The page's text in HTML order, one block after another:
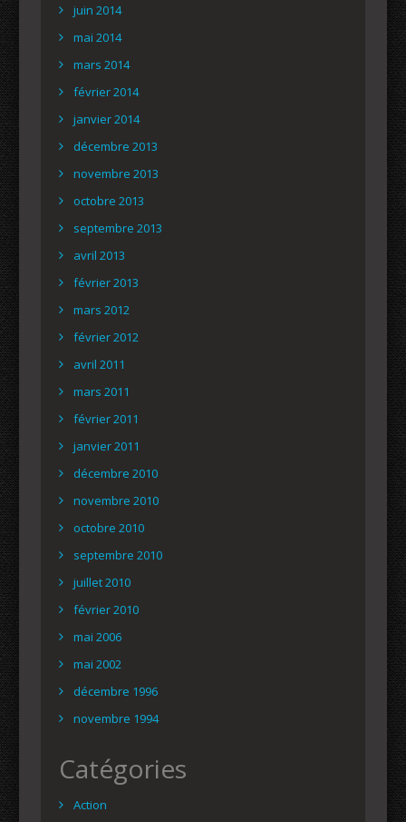
juin 2014
mai 2014
mars 2014
février 2014
janvier 2014
décembre 2013
novembre 2013
octobre 2013
septembre 2013
avril 2013
février 2013
mars 2012
février 2012
avril 2011
mars 2011
février 2011
janvier 2011
décembre 2010
novembre 2010
octobre 2010
septembre 2010
juillet 2010
février 2010
mai 2006
mai 2002
décembre 1996
novembre 1994
Catégories
Action